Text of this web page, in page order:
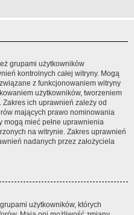
grupami użytkowników
kontrolnych całej witryny. Mogą
z funkcjonowaniem witryny
użytkowników, tworzeniem
ich uprawnień zależy od
mających prawo nominowania
mogą mieć pełne uprawnienia
na witrynie. Zakres uprawnień
nadanych przez założyciela
użytkowników, których